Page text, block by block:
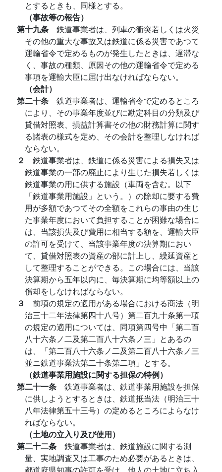
とするときも、同様とする。
（事故等の報告）
第十九条 鉄道事業者は、列車の衝突若しくは火災
その他の重大な事故又は鉄道に係る災害であつて
運輸省令で定めるものが発生したときは、遅滞な
く、事故の種類、原因その他の運輸省令で定める
事項を運輸大臣に届け出なければならない。
（会計）
第二十条 鉄道事業者は、運輸省令で定めるところ
により、その事業年度並びに勘定科目の分類及び
貸借対照表、損益計算書その他の財務計算に関す
る諸表の様式を定め、その会計を整理しなければ
ならない。
２ 鉄道事業者は、鉄道に係る災害による損失又は
鉄道事業の一部の廃止により生じた損失若しくは
鉄道事業の用に供する施設（車両を含む。以下
「鉄道事業用施設」という。）の除却に要する費
用が多額であつてその全額をこれらの事由の生じ
た事業年度において負担することが困難な場合に
は、当該損失及び費用に相当する額を、運輸大臣
の許可を受けて、当該事業年度の決算期におい
て、貸借対照表の資産の部に計上し、繰延資産と
して整理することができる。この場合には、当該
決算期から五年以内に、毎決算期に均等額以上の
償却をしなければならない。
３ 前項の規定の適用がある場合における商法（明
治三十二年法律第四十八号）第二百九十条第一項
の規定の適用については、同項第四号中「第二百
八十六条ノ二及第二百八十六条ノ三」とあるの
は、「第二百八十六条ノ二及第二百八十六条ノ三
並ニ鉄道事業法第二十条第二項」とする。
（鉄道事業用施設に関する担保の特例）
第二十一条 鉄道事業者は、鉄道事業用施設を担保
に供しようとするときは、鉄道抵当法（明治三十
八年法律第五十三号）の定めるところによらなけ
ればならない。
（土地の立入り及び使用）
第二十二条 鉄道事業者は、鉄道施設に関する測
量、実地調査又は工事のため必要があるときは、